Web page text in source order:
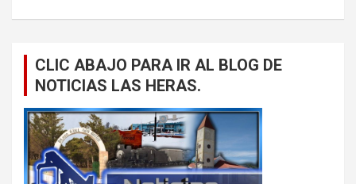
CLIC ABAJO PARA IR AL BLOG DE
NOTICIAS LAS HERAS.